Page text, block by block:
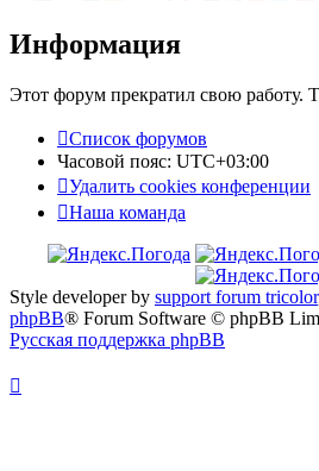
Информация
Этот форум прекратил свою работу.
Список форумов
Часовой пояс: UTC+03:00
Удалить cookies конференции
Наша команда
Style developer by support forum tricolor
phpBB® Forum Software © phpBB
Русская поддержка phpBB